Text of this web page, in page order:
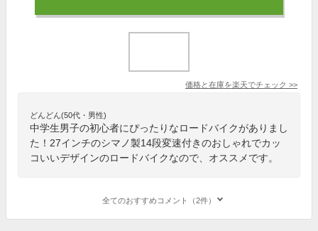
価格と在庫を楽天でチェック >>
どんどん(50代・男性)
中学生男子の初心者にぴったりなロードバイクがありまし
た！27インチのシマノ製14段変速付きのおしゃれでカッ
コいいデザインのロードバイクなので、オススメです。
全てのおすすめコメント（2件）